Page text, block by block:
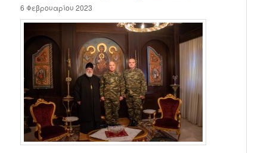
6 Φεβρουαρίου 2023